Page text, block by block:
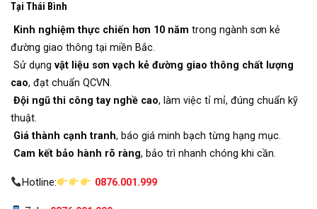
Tại Thái Bình
Kinh nghiệm thực chiến hơn 10 năm trong ngành sơn kẻ
đường giao thông tại miền Bắc.
Sử dụng vật liệu sơn vạch kẻ đường giao thông chất lượng
cao, đạt chuẩn QCVN.
Đội ngũ thi công tay nghề cao, làm việc tỉ mỉ, đúng chuẩn kỹ
thuật.
Giá thành cạnh tranh, báo giá minh bạch từng hạng mục.
Cam kết bảo hành rõ ràng, bảo trì nhanh chóng khi cần.
Hotline: 0876.001.999